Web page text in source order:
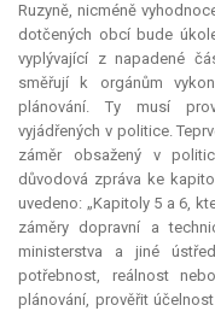
Ruzyně, nicméně
dotčených obcí bude
vyplývající z napadené
směřují k orgánům
plánování. Ty musí
vyjádřených v politice.
záměr obsažený v
důvodová zpráva ke
uvedeno: „Kapitoly 5 a 6,
záměry dopravní a
ministerstva a jiné
potřebnost, reálnost
plánování, prověřit